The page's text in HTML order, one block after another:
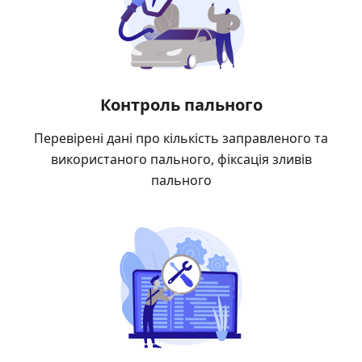
Контроль пального
Перевірені дані про кількість заправленого та
використаного пального, фіксація зливів
пального